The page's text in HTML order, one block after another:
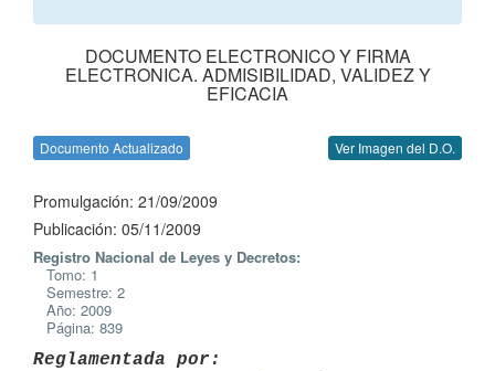
DOCUMENTO ELECTRONICO Y FIRMA
ELECTRONICA. ADMISIBILIDAD, VALIDEZ Y
EFICACIA
Documento Actualizado Ver Imagen del D.O.
Promulgación: 21/09/2009
Publicación: 05/11/2009
Registro Nacional de Leyes y Decretos:
Tomo: 1
Semestre: 2
Año: 2009
Página: 839
Reglamentada por: